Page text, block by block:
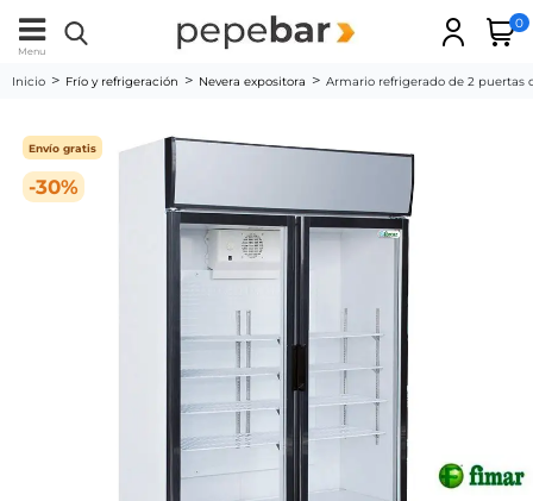
Menu
0
Inicio Frío y refrigeración Nevera expositora Armario refrigerado de 2 puertas
-30%
Envío gratis